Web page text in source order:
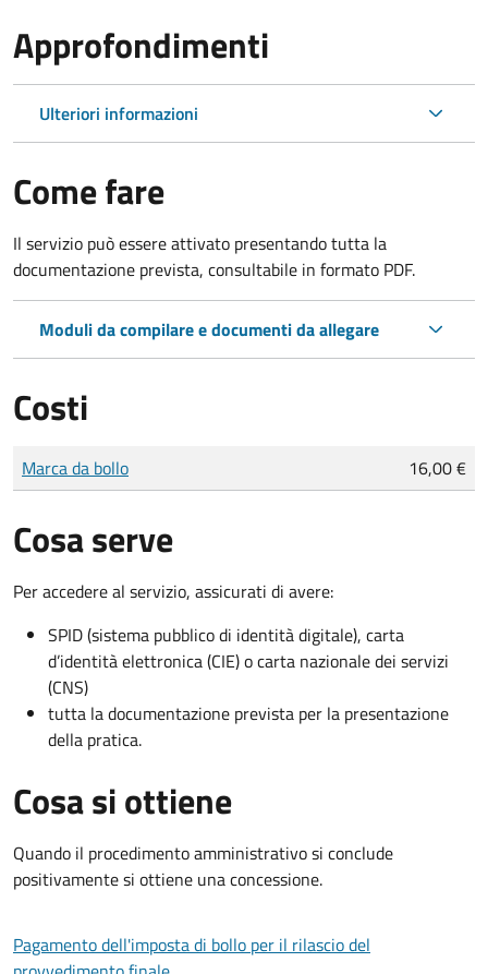
Approfondimenti
Ulteriori informazioni
Come fare
Il servizio può essere attivato presentando tutta la
documentazione prevista, consultabile in formato PDF.
Moduli da compilare e documenti da allegare
Costi
Tipo di pagamento
Importo
Marca da bollo 16,00 €
Cosa serve
Per accedere al servizio, assicurati di avere:
SPID (sistema pubblico di identità digitale), carta
d’identità elettronica (CIE) o carta nazionale dei servizi
(CNS)
tutta la documentazione prevista per la presentazione
della pratica.
Cosa si ottiene
Quando il procedimento amministrativo si conclude
positivamente si ottiene una concessione.
Pagamento dell'imposta di bollo per il rilascio del